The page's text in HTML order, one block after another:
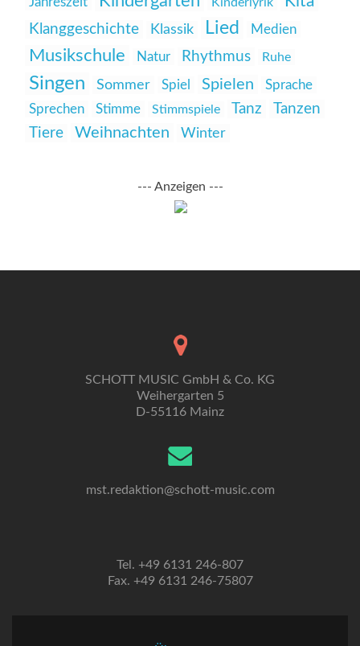
Klanggeschichte Klassik Lied Medien
Musikschule Natur Rhythmus Ruhe
Singen Sommer Spiel Spielen
Sprache
Sprechen
Stimme Stimmspiele Tanz
Tanzen
Tiere
Weihnachten Winter
--- Anzeigen ---
SCHOTT MUSIC GmbH & Co. KG
Weihergarten 5
D-55116 Mainz
mst.redaktion@schott-music.com
Tel. +49 6131 246-807
Fax. +49 6131 246-75807